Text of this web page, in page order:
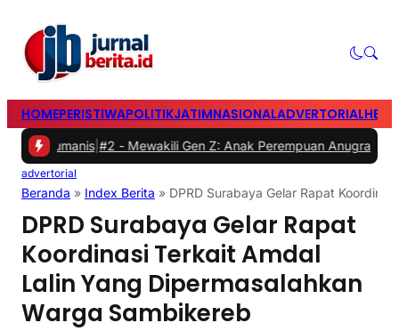
HOMEPERISTIWAPOLITIKJATIMNASIONALADVERTORIAL
| #2 -Mewakili Gen Z: Anak Perempuan Anugrah Ariyadi,
advertorial
Beranda » Index Berita » DPRD Surabaya Gelar Rapat
DPRD Surabaya Gelar Rapat
Koordinasi Terkait Amdal
Lalin Yang Dipermasalahkan
Warga Sambikereb